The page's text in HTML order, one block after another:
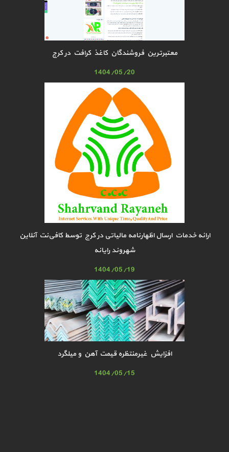
معتبرترین فروشندگان کاغذ کرافت در کرج
1404/05/20
ارائه خدمات ارسال اظهارنامه مالیاتی در کرج توسط کافی‌نت آنلاین
شهروند رایانه
1404/05/19
افزایش غیرمنتظره قیمت آهن و میلگرد
1404/05/15